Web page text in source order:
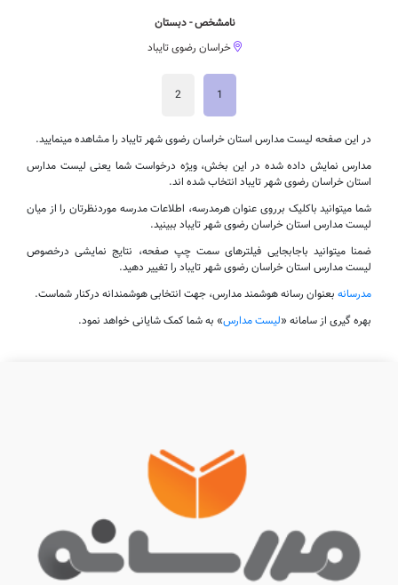
نامشخص - دبستان
خراسان رضوی تایباد
1
2
در این صفحه لیست مدارس استان خراسان رضوی شهر تایباد را مشاهده مینمایید.
مدارس نمایش داده شده در این بخش، ویژه درخواست شما یعنی لیست مدارس
استان خراسان رضوی شهر تایباد انتخاب شده اند.
شما میتوانید باکلیک برروی عنوان هرمدرسه، اطلاعات مدرسه موردنظرتان را از میان
لیست مدارس استان خراسان رضوی شهر تایباد ببینید.
ضمنا میتوانید باجابجایی فیلترهای سمت چپ صفحه، نتایج نمایشی درخصوص
لیست مدارس استان خراسان رضوی شهر تایباد را تغییر دهید.
مدرسانه بعنوان رسانه هوشمند مدارس، جهت انتخابی هوشمندانه درکنار شماست.
بهره گیری از سامانه «لیست مدارس» به شما کمک شایانی خواهد نمود.